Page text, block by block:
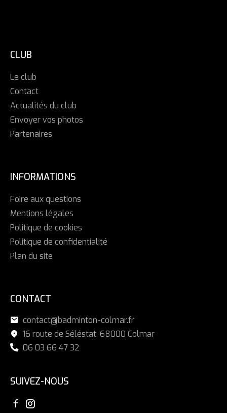
CLUB
Le club
Contact
Actualités du club
Envoyer vos photos
Partenaires
INFORMATIONS
Foire aux questions
Mentions légales
Politique de cookies
Politique de confidentialité
Plan du site
CONTACT
contact@badminton-colmar.fr
16 route de Séléstat, 68000 Colmar
06 03 66 47 32
SUIVEZ-NOUS